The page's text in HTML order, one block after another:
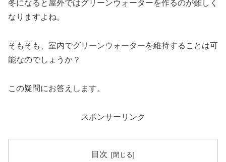
冬になると屋外ではグリーンウォーターを作るのが難しく
なりますよね。
そもそも、室内でグリーンウォーターを維持することは可
能なのでしょうか？
この疑問にお答えします。
スポンサーリンク
目次